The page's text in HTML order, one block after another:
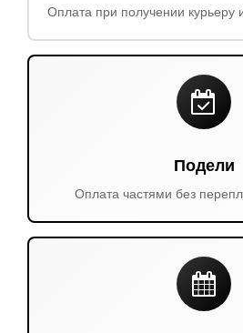
Оплата при получении курьеру
Подели
Оплата частями без